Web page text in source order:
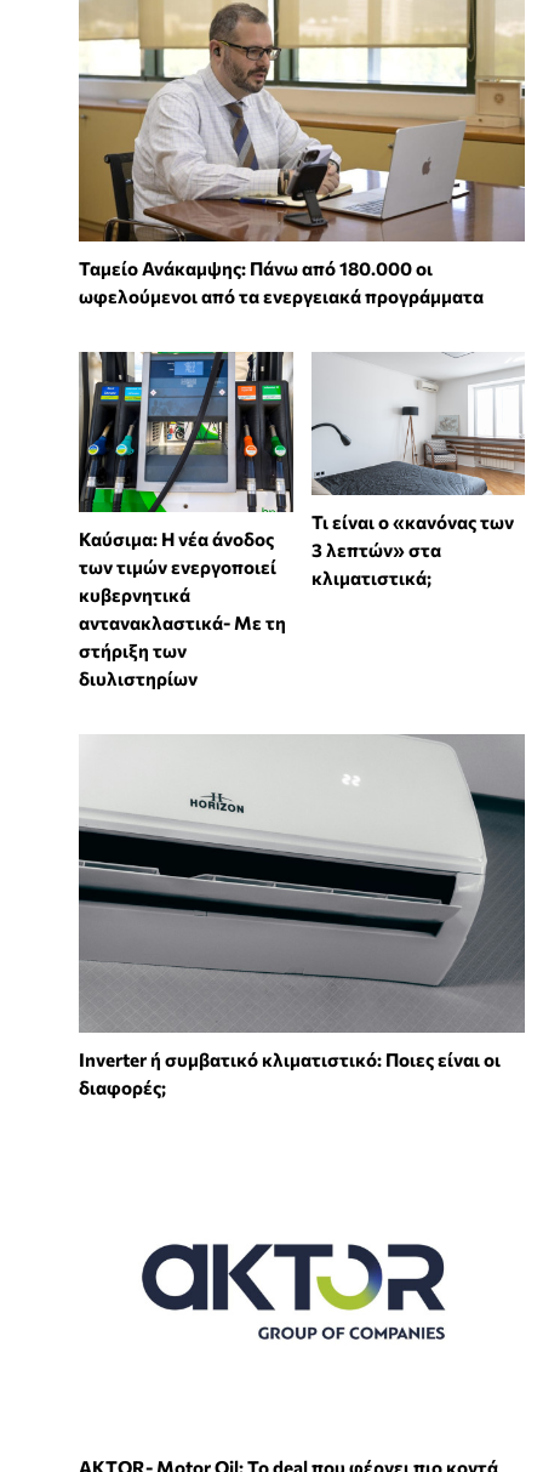
Ταμείο Ανάκαμψης: Πάνω από 180.000 οι
ωφελούμενοι από τα ενεργειακά προγράμματα
Καύσιμα: Η νέα άνοδος
των τιμών ενεργοποιεί
κυβερνητικά
αντανακλαστικά- Με τη
στήριξη των
διυλιστηρίων
Τι είναι ο «κανόνας των
3 λεπτών» στα
κλιματιστικά;
Inverter ή συμβατικό κλιματιστικό: Ποιες είναι οι
διαφορές;
ΑKTOR- Motor Oil: Το deal που φέρνει πιο κοντά